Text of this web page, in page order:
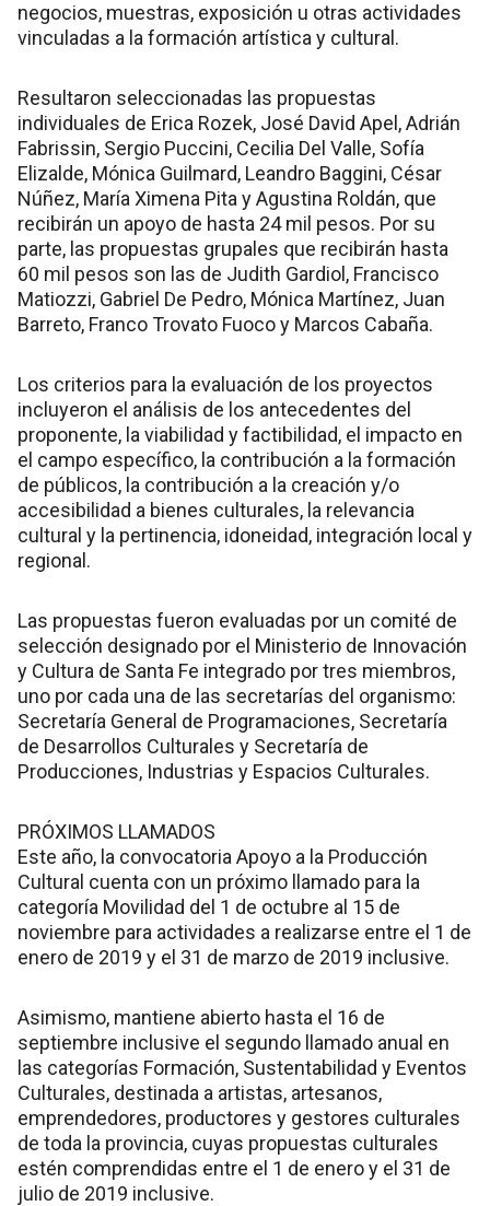
negocios, muestras, exposición u otras actividades
vinculadas a la formación artística y cultural.
Resultaron seleccionadas las propuestas
individuales de Erica Rozek, José David Apel, Adrián
Fabrissin, Sergio Puccini, Cecilia Del Valle, Sofía
Elizalde, Mónica Guilmard, Leandro Baggini, César
Núñez, María Ximena Pita y Agustina Roldán, que
recibirán un apoyo de hasta 24 mil pesos. Por su
parte, las propuestas grupales que recibirán hasta
60 mil pesos son las de Judith Gardiol, Francisco
Matiozzi, Gabriel De Pedro, Mónica Martínez, Juan
Barreto, Franco Trovato Fuoco y Marcos Cabaña.
Los criterios para la evaluación de los proyectos
incluyeron el análisis de los antecedentes del
proponente, la viabilidad y factibilidad, el impacto en
el campo específico, la contribución a la formación
de públicos, la contribución a la creación y/o
accesibilidad a bienes culturales, la relevancia
cultural y la pertinencia, idoneidad, integración local y
regional.
Las propuestas fueron evaluadas por un comité de
selección designado por el Ministerio de Innovación
y Cultura de Santa Fe integrado por tres miembros,
uno por cada una de las secretarías del organismo:
Secretaría General de Programaciones, Secretaría
de Desarrollos Culturales y Secretaría de
Producciones, Industrias y Espacios Culturales.
PRÓXIMOS LLAMADOS
Este año, la convocatoria Apoyo a la Producción
Cultural cuenta con un próximo llamado para la
categoría Movilidad del 1 de octubre al 15 de
noviembre para actividades a realizarse entre el 1 de
enero de 2019 y el 31 de marzo de 2019 inclusive.
Asimismo, mantiene abierto hasta el 16 de
septiembre inclusive el segundo llamado anual en
las categorías Formación, Sustentabilidad y Eventos
Culturales, destinada a artistas, artesanos,
emprendedores, productores y gestores culturales
de toda la provincia, cuyas propuestas culturales
estén comprendidas entre el 1 de enero y el 31 de
julio de 2019 inclusive.